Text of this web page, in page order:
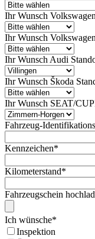
Ihr Wunsch
Ihr Wunsch
Ihr Wunsch Audi
Ihr Wunsch Škoda
Ihr Wunsch SEAT/
Fahrzeug-
Kennzeichen*
Kilometerstand*
Fahrzeugschein
Ich wünsche*
Inspektion